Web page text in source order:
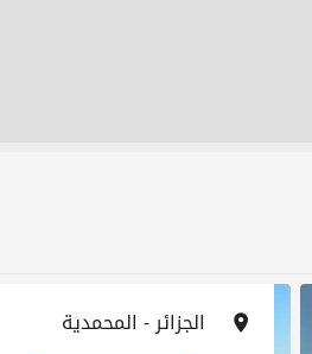
الجزائر - المحمدية